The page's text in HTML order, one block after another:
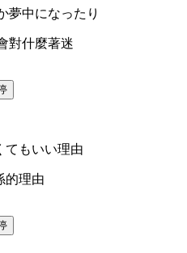
夢中になったり
對什麼著迷
てもいい理由
的理由